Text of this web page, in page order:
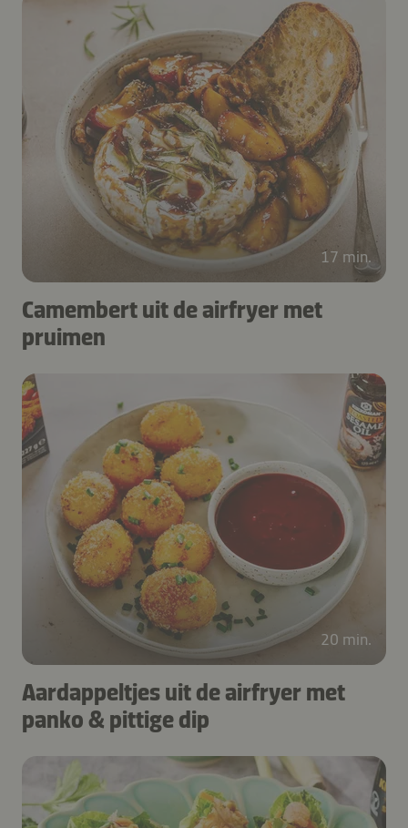
17 min.
Camembert uit de airfryer met
pruimen
20 min.
Aardappeltjes uit de airfryer met
panko & pittige dip